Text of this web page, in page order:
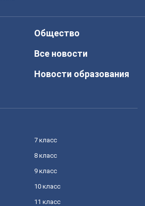
Общество
Все новости
Новости образования
7 класс
8 класс
9 класс
10 класс
11 класс